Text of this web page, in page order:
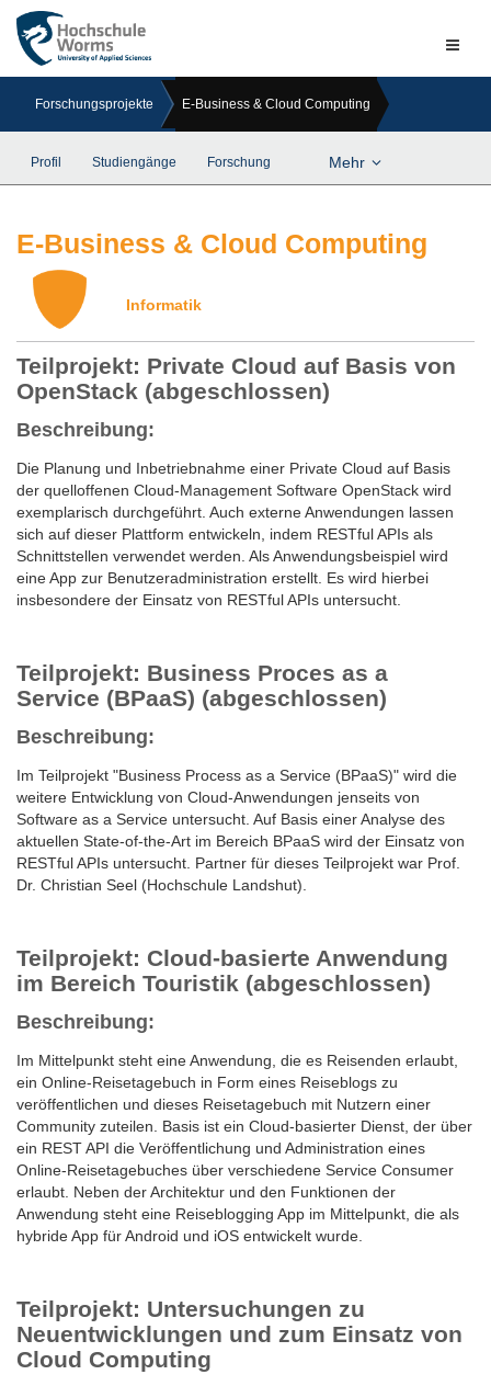
Forschungsprojekte E-Business & Cloud Computing
Profil Studiengänge Forschung Mehr
E-Business & Cloud Computing
Informatik
Teilprojekt: Private Cloud auf Basis von
OpenStack (abgeschlossen)
Beschreibung:
Die Planung und Inbetriebnahme einer Private Cloud auf Basis
der quelloffenen Cloud-Management Software OpenStack wird
exemplarisch durchgeführt. Auch externe Anwendungen lassen
sich auf dieser Plattform entwickeln, indem RESTful APIs als
Schnittstellen verwendet werden. Als Anwendungsbeispiel wird
eine App zur Benutzeradministration erstellt. Es wird hierbei
insbesondere der Einsatz von RESTful APIs untersucht.
Teilprojekt: Business Proces as a
Service (BPaaS) (abgeschlossen)
Beschreibung:
Im Teilprojekt "Business Process as a Service (BPaaS)" wird die
weitere Entwicklung von Cloud-Anwendungen jenseits von
Software as a Service untersucht. Auf Basis einer Analyse des
aktuellen State-of-the-Art im Bereich BPaaS wird der Einsatz von
RESTful APIs untersucht. Partner für dieses Teilprojekt war Prof.
Dr. Christian Seel (Hochschule Landshut).
Teilprojekt: Cloud-basierte Anwendung
im Bereich Touristik (abgeschlossen)
Beschreibung:
Im Mittelpunkt steht eine Anwendung, die es Reisenden erlaubt,
ein Online-Reisetagebuch in Form eines Reiseblogs zu
veröffentlichen und dieses Reisetagebuch mit Nutzern einer
Community zuteilen. Basis ist ein Cloud-basierter Dienst, der über
ein REST API die Veröffentlichung und Administration eines
Online-Reisetagebuches über verschiedene Service Consumer
erlaubt. Neben der Architektur und den Funktionen der
Anwendung steht eine Reiseblogging App im Mittelpunkt, die als
hybride App für Android und iOS entwickelt wurde.
Teilprojekt: Untersuchungen zu
Neuentwicklungen und zum Einsatz von
Cloud Computing